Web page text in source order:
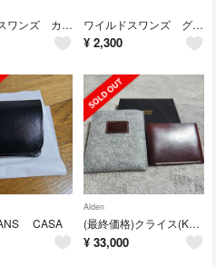
ワイルドスワンズ カーサ用 プロテクター ワイルドスワンズ グラウンダー用 小銭入れカバー
¥ 2,300
CASA
Alden
(最終価格)クライス(KREIS)シェルコードバン 二つ折札入れ ラコタハウス
¥ 33,000